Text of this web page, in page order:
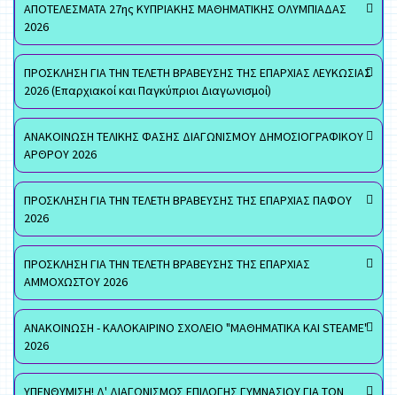
ΑΠΟΤΕΛΕΣΜΑΤΑ 27ης ΚΥΠΡΙΑΚΗΣ ΜΑΘΗΜΑΤΙΚΗΣ ΟΛΥΜΠΙΑΔΑΣ
2026
ΠΡΟΣΚΛΗΣΗ ΓΙΑ ΤΗΝ ΤΕΛΕΤΗ ΒΡΑΒΕΥΣΗΣ ΤΗΣ ΕΠΑΡΧΙΑΣ ΛΕΥΚΩΣΙΑΣ
2026 (Επαρχιακοί και Παγκύπριοι Διαγωνισμοί)
ΑΝΑΚΟΙΝΩΣΗ ΤΕΛΙΚΗΣ ΦΑΣΗΣ ΔΙΑΓΩΝΙΣΜΟΥ ΔΗΜΟΣΙΟΓΡΑΦΙΚΟΥ
ΑΡΘΡΟΥ 2026
ΠΡΟΣΚΛΗΣΗ ΓΙΑ ΤΗΝ ΤΕΛΕΤΗ ΒΡΑΒΕΥΣΗΣ ΤΗΣ ΕΠΑΡΧΙΑΣ ΠΑΦΟΥ
2026
ΠΡΟΣΚΛΗΣΗ ΓΙΑ ΤΗΝ ΤΕΛΕΤΗ ΒΡΑΒΕΥΣΗΣ ΤΗΣ ΕΠΑΡΧΙΑΣ
ΑΜΜΟΧΩΣΤΟΥ 2026
ΑΝΑΚΟΙΝΩΣΗ - ΚΑΛΟΚΑΙΡΙΝΟ ΣΧΟΛΕΙΟ "ΜΑΘΗΜΑΤΙΚΑ ΚΑΙ STEAME"
2026
ΥΠΕΝΘΥΜΙΣΗ! Δ' ΔΙΑΓΩΝΙΣΜΟΣ ΕΠΙΛΟΓΗΣ ΓΥΜΝΑΣΙΟΥ ΓΙΑ ΤΟΝ